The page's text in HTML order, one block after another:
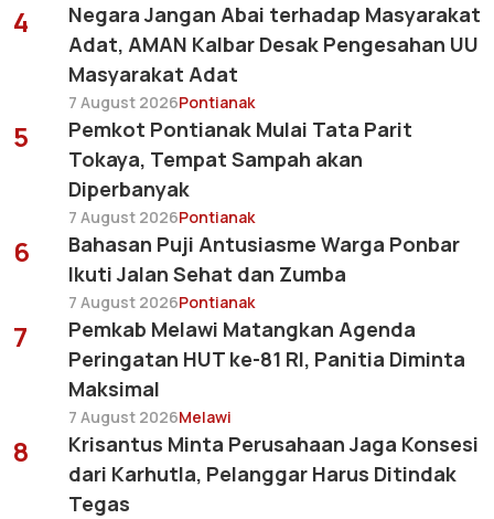
4
Negara Jangan Abai terhadap Masyarakat
Adat, AMAN Kalbar Desak Pengesahan UU
Masyarakat Adat
7 August 2026Pontianak
5
Pemkot Pontianak Mulai Tata Parit
Tokaya, Tempat Sampah akan
Diperbanyak
7 August 2026Pontianak
6
Bahasan Puji Antusiasme Warga Ponbar
Ikuti Jalan Sehat dan Zumba
7 August 2026Pontianak
7
Pemkab Melawi Matangkan Agenda
Peringatan HUT ke-81 RI, Panitia Diminta
Maksimal
7 August 2026Melawi
8
Krisantus Minta Perusahaan Jaga Konsesi
dari Karhutla, Pelanggar Harus Ditindak
Tegas